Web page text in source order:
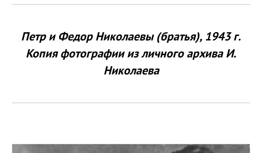
Петр и Федор Николаевы (братья), 1943 г.
Копия фотографии из личного архива И.
Николаева